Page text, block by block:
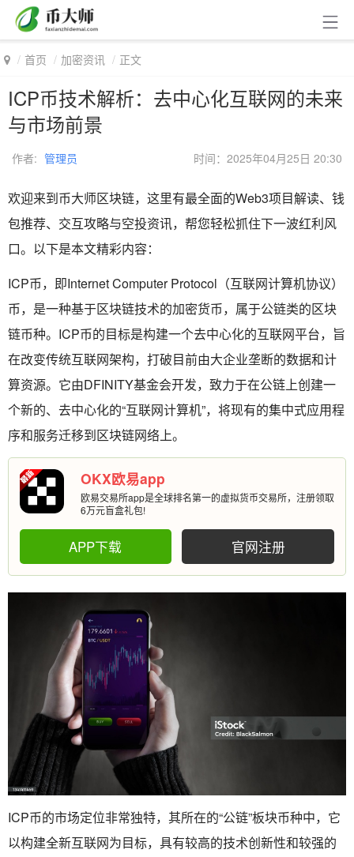
首页 加密资讯 正文
ICP币技术解析：去中心化互联网的未来
与市场前景
作者: 管理员 时间：2025年04月25日 20:30
欢迎来到币大师区块链，这里有最全面的Web3项目解读、钱
包推荐、交互攻略与空投资讯，帮您轻松抓住下一波红利风
口。以下是本文精彩内容：
ICP币，即Internet Computer Protocol（互联网计算机协议）
币，是一种基于区块链技术的加密货币，属于公链类的区块
链币种。ICP币的目标是构建一个去中心化的互联网平台，旨
在改变传统互联网架构，打破目前由大企业垄断的数据和计
算资源。它由DFINITY基金会开发，致力于在公链上创建一
个新的、去中心化的“互联网计算机”，将现有的集中式应用程
序和服务迁移到区块链网络上。
OKX欧易app
欧易交易所app是全球排名第一的虚拟货币交易所，注册领取
6万元盲盒礼包!
APP下载 官网注册
ICP币的市场定位非常独特，其所在的“公链”板块币种中，它
以构建全新互联网为目标，具有较高的技术创新性和较强的